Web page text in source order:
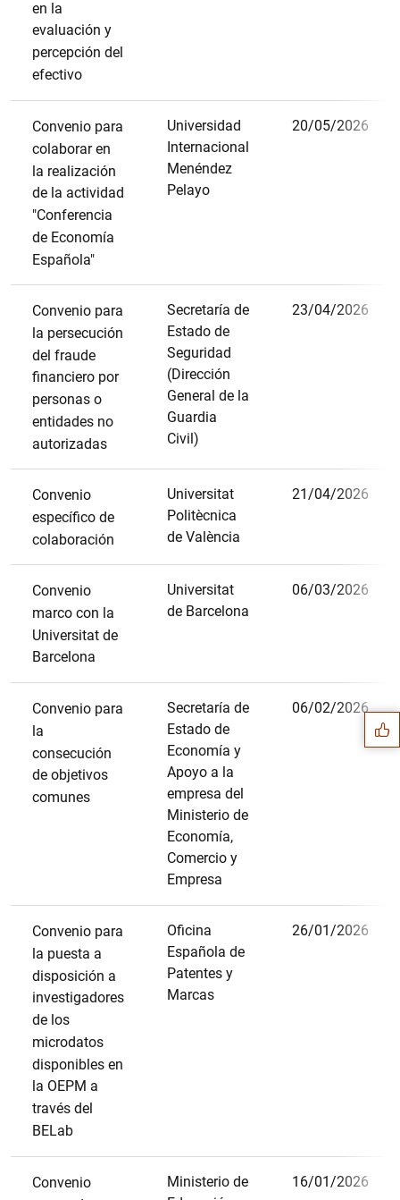
en la
evaluación y
percepción del
efectivo
Convenio para
colaborar en
la realización
de la actividad
"Conferencia
de Economía
Española"
Universidad
Internacional
Menéndez
Pelayo
20/05/2026
Convenio para
la persecución
del fraude
financiero por
personas o
entidades no
autorizadas
Secretaría de
Estado de
Seguridad
(Dirección
General de la
Guardia
Civil)
23/04/2026
Convenio
específico de
colaboración
Universitat
Politècnica
de València
21/04/2026
Convenio
marco con la
Universitat de
Barcelona
Universitat
de Barcelona
06/03/2026
Convenio para
la
consecución
de objetivos
comunes
Secretaría de
Estado de
Economía y
Apoyo a la
empresa del
Ministerio de
Economía,
Comercio y
Empresa
06/02/2026
Convenio para
la puesta a
disposición a
investigadores
de los
microdatos
disponibles en
la OEPM a
través del
BELab
Oficina
Española de
Patentes y
Marcas
26/01/2026
Convenio
Ministerio de
16/01/2026
Sugerencias